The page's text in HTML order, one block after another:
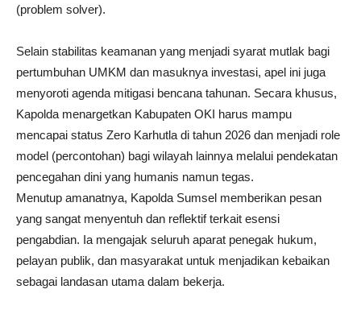
(problem solver).
Selain stabilitas keamanan yang menjadi syarat mutlak bagi
pertumbuhan UMKM dan masuknya investasi, apel ini juga
menyoroti agenda mitigasi bencana tahunan. Secara khusus,
Kapolda menargetkan Kabupaten OKI harus mampu
mencapai status Zero Karhutla di tahun 2026 dan menjadi role
model (percontohan) bagi wilayah lainnya melalui pendekatan
pencegahan dini yang humanis namun tegas.
Menutup amanatnya, Kapolda Sumsel memberikan pesan
yang sangat menyentuh dan reflektif terkait esensi
pengabdian. Ia mengajak seluruh aparat penegak hukum,
pelayan publik, dan masyarakat untuk menjadikan kebaikan
sebagai landasan utama dalam bekerja.